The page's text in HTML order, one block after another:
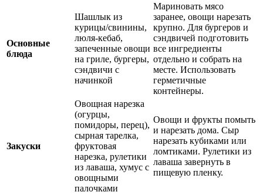
Основные
блюда
Шашлык из
курицы/свинины,
люля-кебаб,
запеченные овощи
на гриле, бургеры,
сэндвичи с
начинкой
Мариновать мясо
заранее, овощи нарезать
крупно. Для бургеров и
сэндвичей подготовить
все ингредиенты
отдельно и собрать на
месте. Использовать
герметичные
контейнеры.
Закуски
Овощная нарезка
(огурцы,
помидоры, перец),
сырная тарелка,
фруктовая
нарезка, рулетики
из лаваша, хумус с
овощными
палочками
Овощи и фрукты помыть
и нарезать дома. Сыр
нарезать кубиками или
ломтиками. Рулетики из
лаваша завернуть в
пищевую пленку.